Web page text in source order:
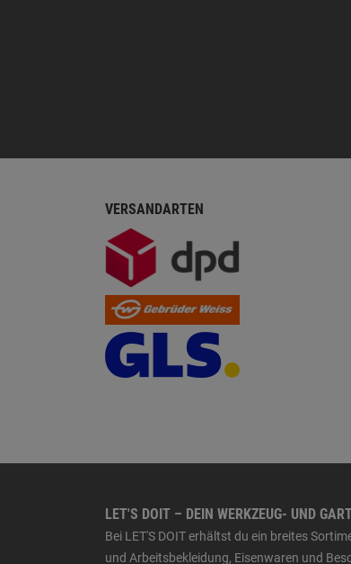
VERSANDARTEN
LET'S DOIT – DEIN WERKZEUG- UND
Bei LET'S DOIT erhältst du ein breites
und Arbeitsbekleidung, Eisenwaren und